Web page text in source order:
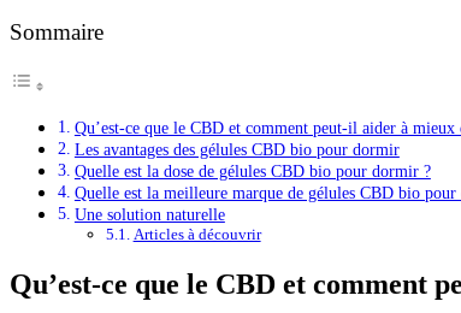
Sommaire
Qu’est-ce que le CBD et comment peut-il aider à
Les avantages des gélules CBD bio pour dormir
Quelle est la dose de gélules CBD bio pour dormir ?
Quelle est la meilleure marque de gélules CBD bio
Une solution naturelle
Articles à découvrir
Qu’est-ce que le CBD et comment